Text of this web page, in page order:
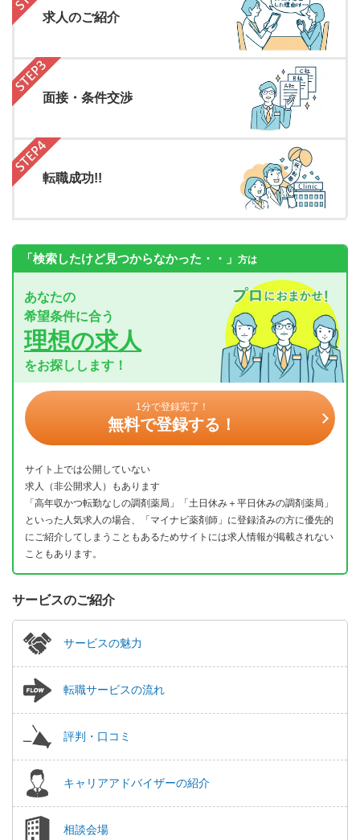
求人のご紹介
面接・条件交渉
転職成功!!
「検索したけど見つからなかった・・」 方は
あなたの
希望条件に合う
理想の求人
をお探しします！
1分で登録完了！
無料で登録する！
サイト上では公開していない
求人（非公開求人）もあります
「高年収かつ転勤なしの調剤薬局」「土日休み＋平日休みの調剤薬局」
といった人気求人の場合、「マイナビ薬剤師」に登録済みの方に優先的
にご紹介してしまうこともあるためサイトには求人情報が掲載されない
こともあります。
サービスのご紹介
サービスの魅力
転職サービスの流れ
評判・口コミ
キャリアアドバイザーの紹介
相談会場